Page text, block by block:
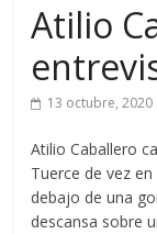
Cienfuegos,
Cuba
Atilio
13 octubre, 2020
Atilio Caballero
Tuerce de vez
debajo de una
descansa sobre